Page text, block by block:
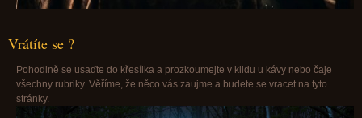
Vrátíte se ?
Pohodlně se usaďte do křesílka a prozkoumejte v klidu u kávy nebo čaje
všechny rubriky. Věříme, že něco vás zaujme a budete se vracet na tyto
stránky.